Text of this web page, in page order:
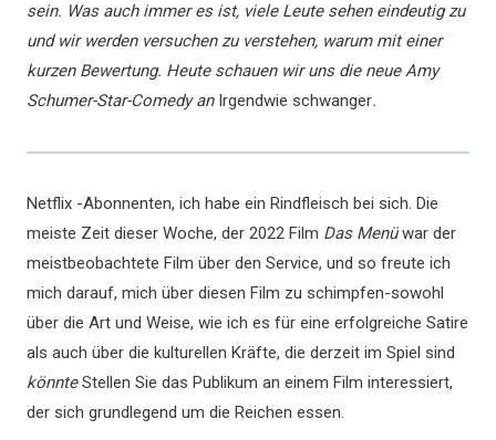
sein. Was auch immer es ist, viele Leute sehen eindeutig zu
und wir werden versuchen zu verstehen, warum mit einer
kurzen Bewertung. Heute schauen wir uns die neue Amy
Schumer-Star-Comedy an Irgendwie schwanger.
Netflix -Abonnenten, ich habe ein Rindfleisch bei sich. Die
meiste Zeit dieser Woche, der 2022 Film Das Menüwar der
meistbeobachtete Film über den Service, und so freute ich
mich darauf, mich über diesen Film zu schimpfen-sowohl
über die Art und Weise, wie ich es für eine erfolgreiche Satire
als auch über die kulturellen Kräfte, die derzeit im Spiel sind
könnteStellen Sie das Publikum an einem Film interessiert,
der sich grundlegend um die Reichen essen.